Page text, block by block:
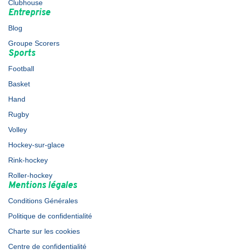
Clubhouse
Entreprise
Blog
Groupe Scorers
Sports
Football
Basket
Hand
Rugby
Volley
Hockey-sur-glace
Rink-hockey
Roller-hockey
Mentions légales
Conditions Générales
Politique de confidentialité
Charte sur les cookies
Centre de confidentialité